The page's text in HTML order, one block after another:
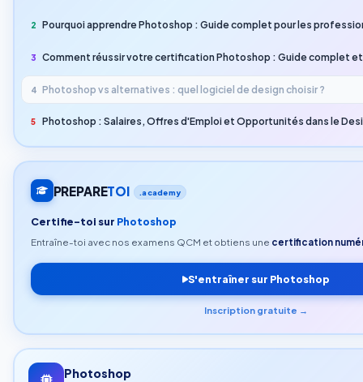
2 Pourquoi apprendre Photoshop : Guide complet pour les
3 Comment réussir votre certification Photoshop : Guide complet
4 Photoshop vs alternatives : quel logiciel de design choisir ?
5 Photoshop : Salaires, Offres d'Emploi et Opportunités dans le
PREPARETOI .academy
Certifie-toi sur Photoshop
Entraîne-toi avec nos examens QCM et obtiens une certification
S'entraîner sur Photoshop
Inscription gratuite →
Photoshop